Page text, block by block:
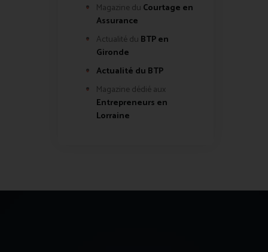
Magazine du Courtage en
Assurance
Actualité du BTP en
Gironde
Actualité du BTP
Magazine dédié aux
Entrepreneurs en
Lorraine